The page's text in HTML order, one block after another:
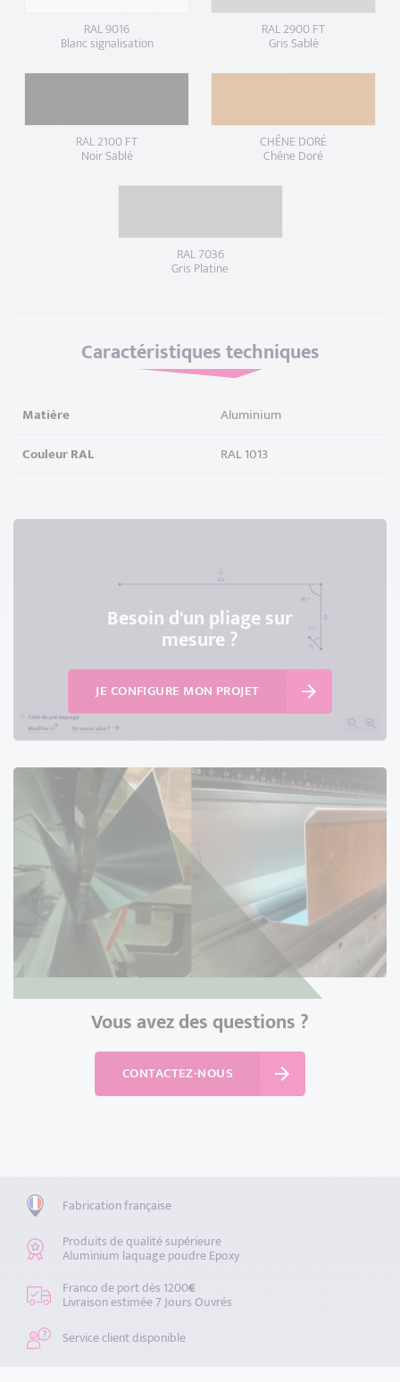
RAL 9016
Blanc signalisation
RAL 2900 FT
Gris Sablé
RAL 2100 FT
Noir Sablé
CHÊNE DORÉ
Chêne Doré
RAL 7036
Gris Platine
Caractéristiques techniques
Matière
Aluminium
Couleur RAL
RAL 1013
Besoin d'un pliage sur
mesure ?
JE CONFIGURE MON PROJET
Vous avez des questions ?
CONTACTEZ-NOUS
Fabrication française
Produits de qualité supérieure
Aluminium laquage poudre Epoxy
Franco de port dès 1200€
Livraison estimée 7 Jours Ouvrés
Service client disponible